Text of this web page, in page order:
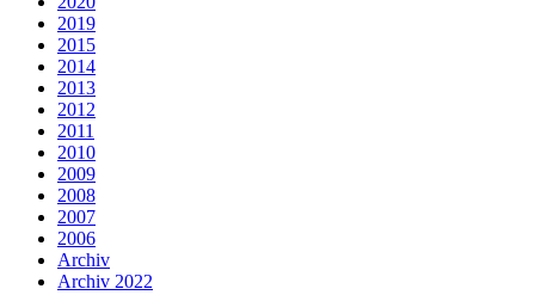
2019
2015
2014
2013
2012
2011
2010
2009
2008
2007
2006
Archiv
Archiv 2022